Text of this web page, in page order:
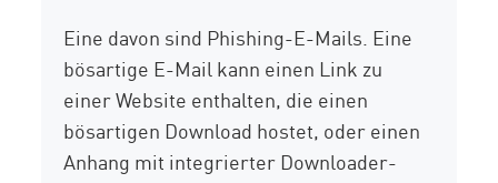
Eine davon sind Phishing-E-Mails. Eine
bösartige E-Mail kann einen Link zu
einer Website enthalten, die einen
bösartigen Download hostet, oder einen
Anhang mit integrierter Downloader-